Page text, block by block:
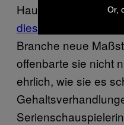
Hauptdarstellerin
diesen Jahres ein
Branche neue
offenbarte sie nicht
ehrlich, wie sie es
Or,